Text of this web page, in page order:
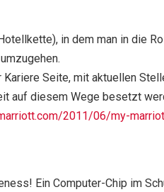
in dem man in die
Seite, mit aktuellen
auf diesem Wege besetzt
2011/06/my-
Ein Computer-Chip im